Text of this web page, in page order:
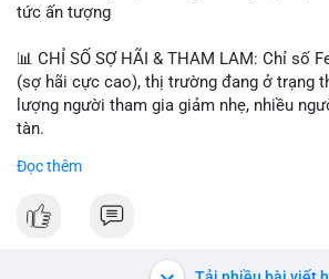
tức ấn tượng
📊 CHỈ SỐ SỢ HÃI & THAM LAM: Chỉ số
(sợ hãi cực cao), thị trường đang ở trạng
lượng người tham gia giảm nhẹ, nhiều
tàn.
📈 XU HƯỚNG TÌM KIẾM & THẢO LUẬN:
coin được tìm kiếm nhiều nhất. Chủ đề
Đọc thêm